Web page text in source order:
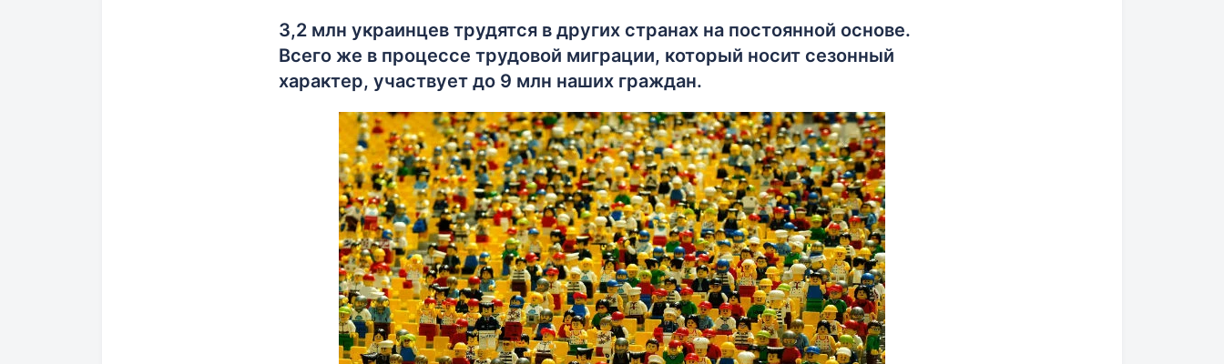
3,2 млн украинцев трудятся в других странах на постоянной основе.
Всего же в процессе трудовой миграции, который носит сезонный
характер, участвует до 9 млн наших граждан.